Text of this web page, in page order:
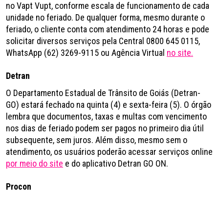
no Vapt Vupt, conforme escala de funcionamento de cada
unidade no feriado. De qualquer forma, mesmo durante o
feriado, o cliente conta com atendimento 24 horas e pode
solicitar diversos serviços pela Central 0800 645 0115,
WhatsApp (62) 3269-9115 ou Agência Virtual no site.
Detran
O Departamento Estadual de Trânsito de Goiás (Detran-
GO) estará fechado na quinta (4) e sexta-feira (5). O órgão
lembra que documentos, taxas e multas com vencimento
nos dias de feriado podem ser pagos no primeiro dia útil
subsequente, sem juros. Além disso, mesmo sem o
atendimento, os usuários poderão acessar serviços online
por meio do site e do aplicativo Detran GO ON.
Procon